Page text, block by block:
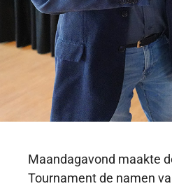
Maandagavond maakte
Tournament de namen